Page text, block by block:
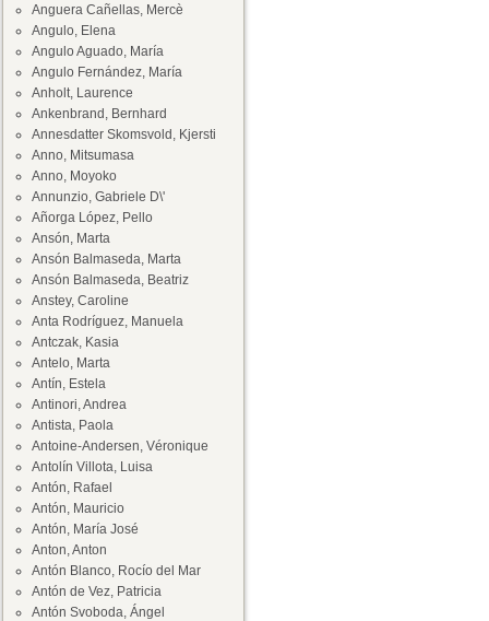
Anguera Cañellas, Mercè
Angulo, Elena
Angulo Aguado, María
Angulo Fernández, María
Anholt, Laurence
Ankenbrand, Bernhard
Annesdatter Skomsvold, Kjersti
Anno, Mitsumasa
Anno, Moyoko
Annunzio, Gabriele D\'
Añorga López, Pello
Ansón, Marta
Ansón Balmaseda, Marta
Ansón Balmaseda, Beatriz
Anstey, Caroline
Anta Rodríguez, Manuela
Antczak, Kasia
Antelo, Marta
Antín, Estela
Antinori, Andrea
Antista, Paola
Antoine-Andersen, Véronique
Antolín Villota, Luisa
Antón, Rafael
Antón, Mauricio
Antón, María José
Anton, Anton
Antón Blanco, Rocío del Mar
Antón de Vez, Patricia
Antón Svoboda, Ángel